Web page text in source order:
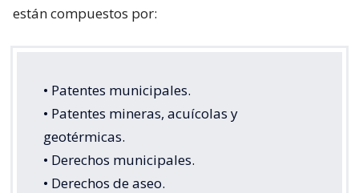
están compuestos por:
• Patentes municipales.
• Patentes mineras, acuícolas y
geotérmicas.
• Derechos municipales.
• Derechos de aseo.